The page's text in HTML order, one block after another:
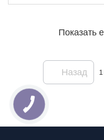
Показать
Назад 1